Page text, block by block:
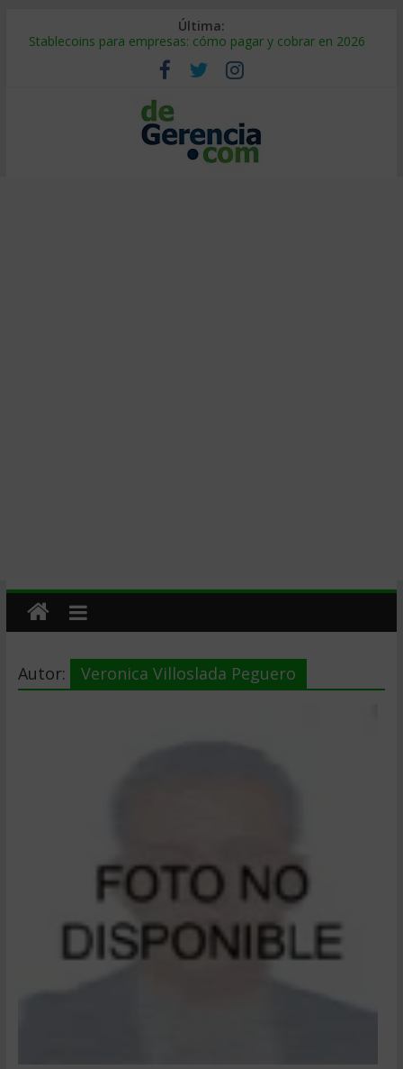
Última:
Stablecoins para empresas: cómo pagar y cobrar en 2026
Despido silencioso: qué es y por qué sale tan caro
IA en selección de personal: cómo auditarla a tiempo
Trabajo forzoso en la cadena de suministro: qué hacer
Mercado hispano de EE. UU.: cómo segmentarlo y venderle
Autor: Veronica Villoslada Peguero